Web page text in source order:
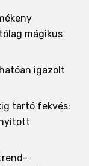
mágikus
igazolt
tartó fekvés: